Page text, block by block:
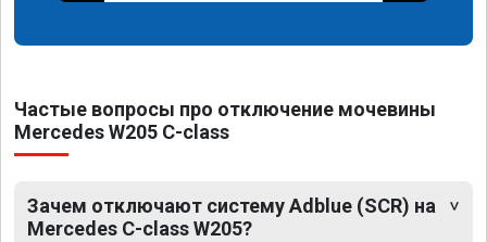
Частые вопросы про отключение мочевины
Mercedes W205 C-class
Зачем отключают систему Adblue (SCR) на
Mercedes C-class W205?